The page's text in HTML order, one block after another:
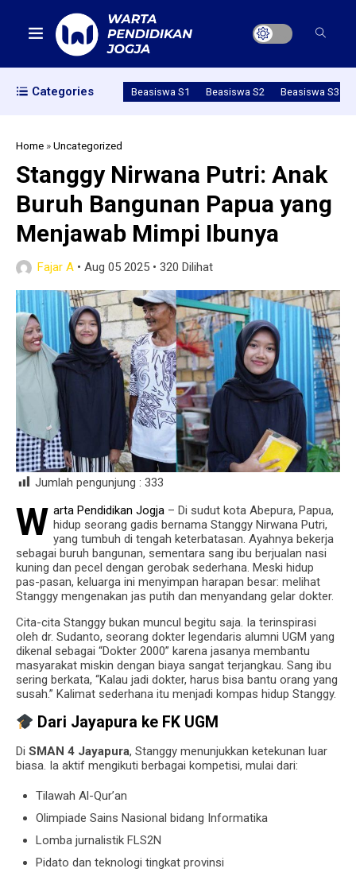
Categories Beasiswa S1 Beasiswa S2 Beasiswa S3
Home »Uncategorized
Stanggy Nirwana Putri: Anak
Buruh Bangunan Papua yang
Menjawab Mimpi Ibunya
Fajar A • Aug 05 2025 • 320 Dilihat
Jumlah pengunjung : 333
W arta Pendidikan Jogja – Di sudut kota Abepura, Papua,
hidup seorang gadis bernama Stanggy Nirwana Putri,
yang tumbuh di tengah keterbatasan. Ayahnya bekerja
sebagai buruh bangunan, sementara sang ibu berjualan nasi
kuning dan pecel dengan gerobak sederhana. Meski hidup
pas-pasan, keluarga ini menyimpan harapan besar: melihat
Stanggy mengenakan jas putih dan menyandang gelar dokter.
Cita-cita Stanggy bukan muncul begitu saja. Ia terinspirasi
oleh dr. Sudanto, seorang dokter legendaris alumni UGM yang
dikenal sebagai “Dokter 2000” karena jasanya membantu
masyarakat miskin dengan biaya sangat terjangkau. Sang ibu
sering berkata, “Kalau jadi dokter, harus bisa bantu orang yang
susah.” Kalimat sederhana itu menjadi kompas hidup Stanggy.
Dari Jayapura ke FK UGM
Di SMAN 4 Jayapura, Stanggy menunjukkan ketekunan luar
biasa. Ia aktif mengikuti berbagai kompetisi, mulai dari:
Tilawah Al-Qur’an
Olimpiade Sains Nasional bidang Informatika
Lomba jurnalistik FLS2N
Pidato dan teknologi tingkat provinsi